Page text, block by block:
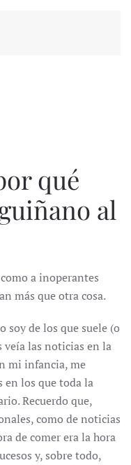
qué
al
a inoperantes
más que otra cosa.
soy de los que suele (o
las noticias en la
mi infancia, me
en los que toda la
Recuerdo que,
como de noticias
de comer era la hora
y, sobre todo,